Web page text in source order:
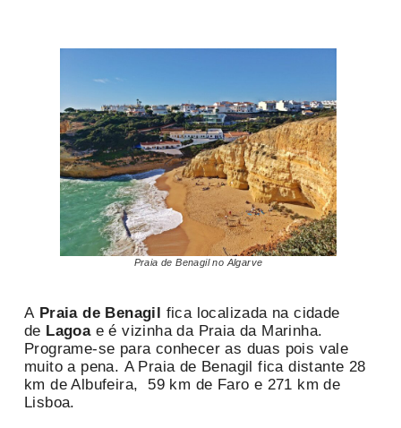
Praia de Benagil no Algarve
A Praia de Benagil fica localizada na cidade
de Lagoae é vizinha da Praia da Marinha.
Programe-se para conhecer as duas pois vale
muito a pena. A Praia de Benagil fica distante 28
km de Albufeira, 59 km de Faro e 271 km de
Lisboa.